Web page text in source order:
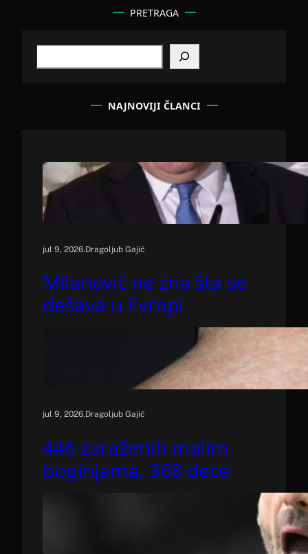
PRETRAGA
NAJNOVIJI ČLANCI
jul 9, 2026.Dragoljub Gajić
Milanović ne zna šta se
dešava u Evropi
jul 9, 2026.Dragoljub Gajić
446 zaraženih malim
boginjama, 368 dece